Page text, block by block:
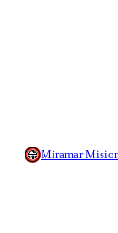
Miramar